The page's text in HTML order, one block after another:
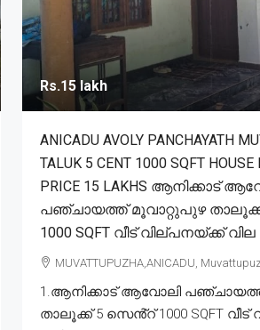
Rs.15 lakh
ANICADU AVOLY PANCHAYATH
TALUK 5 CENT 1000 SQFT HOUSE
PRICE 15 LAKHS ആനിക്കാട്
പഞ്ചായത്ത് മൂവാറ്റുപുഴ
1000 SQFT വീട് വില്പനയ്ക്ക്
MUVATTUPUZHA,ANICADU,
1.ആനിക്കാട് ആവോലി
താലൂക്ക് 5 സെൻ്റ് 1000 SQFT വീട്